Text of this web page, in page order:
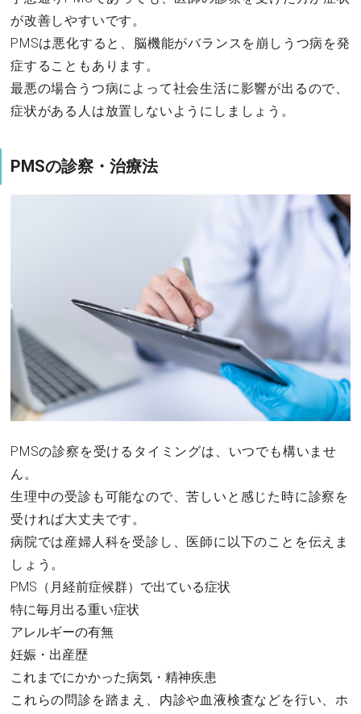
が改善しやすいです。
PMSは悪化すると、脳機能がバランスを崩しうつ病を発
症することもあります。
最悪の場合うつ病によって社会生活に影響が出るので、
症状がある人は放置しないようにしましょう。
PMSの診察・治療法
PMSの診察を受けるタイミングは、いつでも構いませ
ん。
生理中の受診も可能なので、苦しいと感じた時に診察を
受ければ大丈夫です。
病院では産婦人科を受診し、医師に以下のことを伝えま
しょう。
PMS（月経前症候群）で出ている症状
特に毎月出る重い症状
アレルギーの有無
妊娠・出産歴
これまでにかかった病気・精神疾患
これらの問診を踏まえ、内診や血液検査などを行い、ホ